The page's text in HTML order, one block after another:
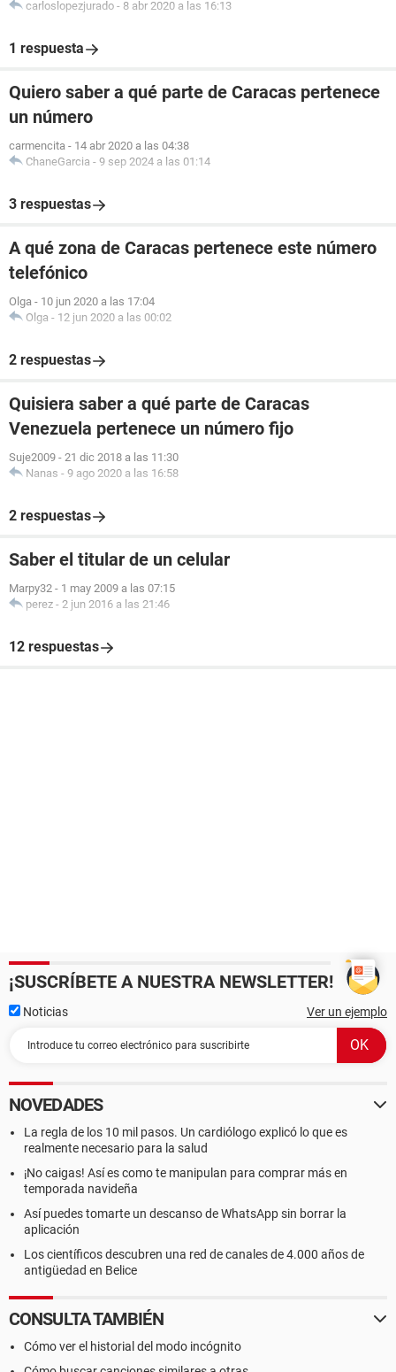
carloslopezjurado - 8 abr 2020 a las 16:13
1 respuesta
Quiero saber a qué parte de Caracas pertenece
un número
carmencita - 14 abr 2020 a las 04:38
ChaneGarcia - 9 sep 2024 a las 01:14
3 respuestas
A qué zona de Caracas pertenece este número
telefónico
Olga - 10 jun 2020 a las 17:04
Olga - 12 jun 2020 a las 00:02
2 respuestas
Quisiera saber a qué parte de Caracas
Venezuela pertenece un número fijo
Suje2009 - 21 dic 2018 a las 11:30
Nanas - 9 ago 2020 a las 16:58
2 respuestas
Saber el titular de un celular
Marpy32 - 1 may 2009 a las 07:15
perez - 2 jun 2016 a las 21:46
12 respuestas
¡SUSCRÍBETE A NUESTRA NEWSLETTER!
Noticias Ver un ejemplo
NOVEDADES
La regla de los 10 mil pasos. Un cardiólogo explicó lo que es
realmente necesario para la salud
¡No caigas! Así es como te manipulan para comprar más en
temporada navideña
Así puedes tomarte un descanso de WhatsApp sin borrar la
aplicación
Los científicos descubren una red de canales de 4.000 años de
antigüedad en Belice
CONSULTA TAMBIÉN
Cómo ver el historial del modo incógnito